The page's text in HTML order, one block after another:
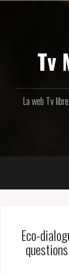
Tv
La web Tv
Eco-